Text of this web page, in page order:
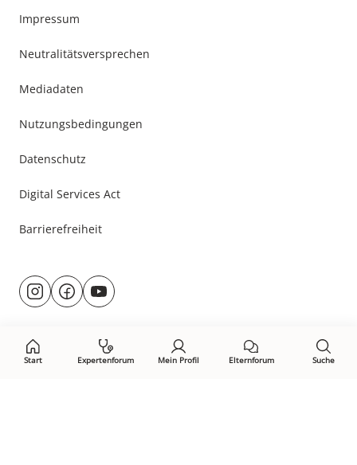
Start Expertenforum Mein Profil Elternforum Suche
Impressum
Neutralitätsversprechen
Mediadaten
Nutzungsbedingungen
Datenschutz
Digital Services Act
Barrierefreiheit
Besuche
uns@rund.ums.baby
facebook.com/rundumsbaby.de
youtube.com/@rundumsbaby_